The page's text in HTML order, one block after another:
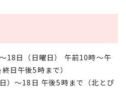
18日（日曜日） 午前10時～午
日午後5時まで）
）～18日 午後5時まで（北とぴ